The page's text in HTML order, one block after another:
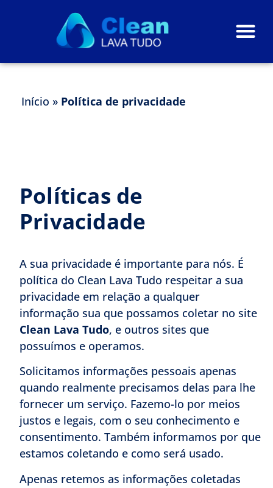
Início » Política de privacidade
Políticas de
Privacidade
A sua privacidade é importante para nós. É
política do Clean Lava Tudo respeitar a sua
privacidade em relação a qualquer
informação sua que possamos coletar no site
Clean Lava Tudo, e outros sites que
possuímos e operamos.
Solicitamos informações pessoais apenas
quando realmente precisamos delas para lhe
fornecer um serviço. Fazemo-lo por meios
justos e legais, com o seu conhecimento e
consentimento. Também informamos por que
estamos coletando e como será usado.
Apenas retemos as informações coletadas